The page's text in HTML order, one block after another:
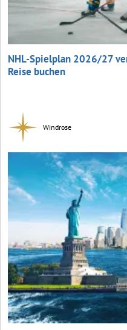
NHL-Spielplan 2026/27
Reise buchen
Windrose